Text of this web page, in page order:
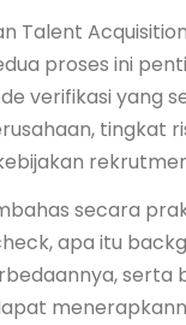
Talent
proses ini
verifikasi yang
tingkat
secara
apa itu
serta